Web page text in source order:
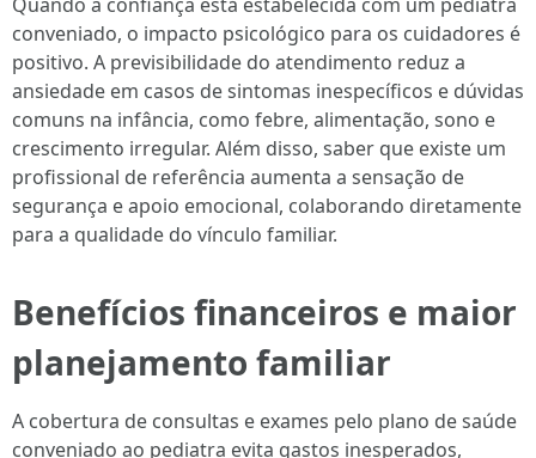
conveniado, o impacto psicológico para os cuidadores é
positivo. A previsibilidade do atendimento reduz a
ansiedade em casos de sintomas inespecíficos e dúvidas
comuns na infância, como febre, alimentação, sono e
crescimento irregular. Além disso, saber que existe um
profissional de referência aumenta a sensação de
segurança e apoio emocional, colaborando diretamente
para a qualidade do vínculo familiar.
Benefícios financeiros e maior
planejamento familiar
A cobertura de consultas e exames pelo plano de saúde
conveniado ao pediatra evita gastos inesperados,